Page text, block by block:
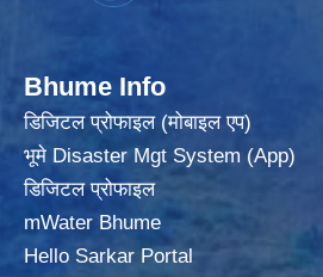
Bhume Info
डिजिटल प्रोफाइल (मोबाइल एप)
भूमे Disaster Mgt System (App)
डिजिटल प्रोफाइल
mWater Bhume
Hello Sarkar Portal